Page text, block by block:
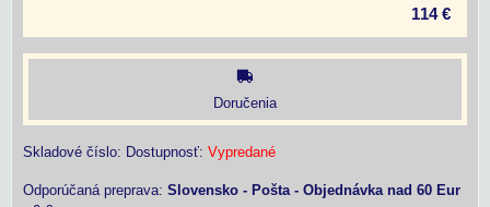
114 €
Doručenia
Skladové číslo: Dostupnosť: Vypredané
Slovensko - Pošta - Objednávka nad 60 Eur